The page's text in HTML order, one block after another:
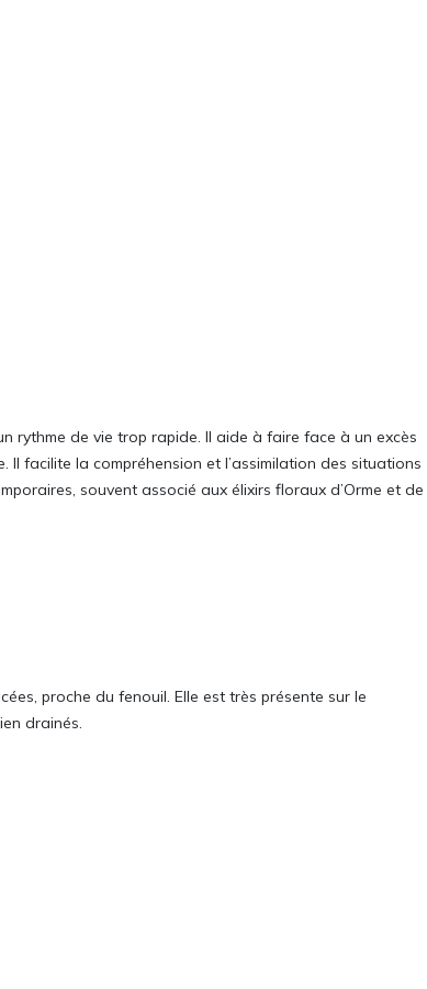
rythme de vie trop rapide. Il aide à faire face à un excès
facilite la compréhension et l’assimilation des situations
souvent associé aux élixirs floraux d’Orme et de
proche du fenouil. Elle est très présente sur le
drainés.